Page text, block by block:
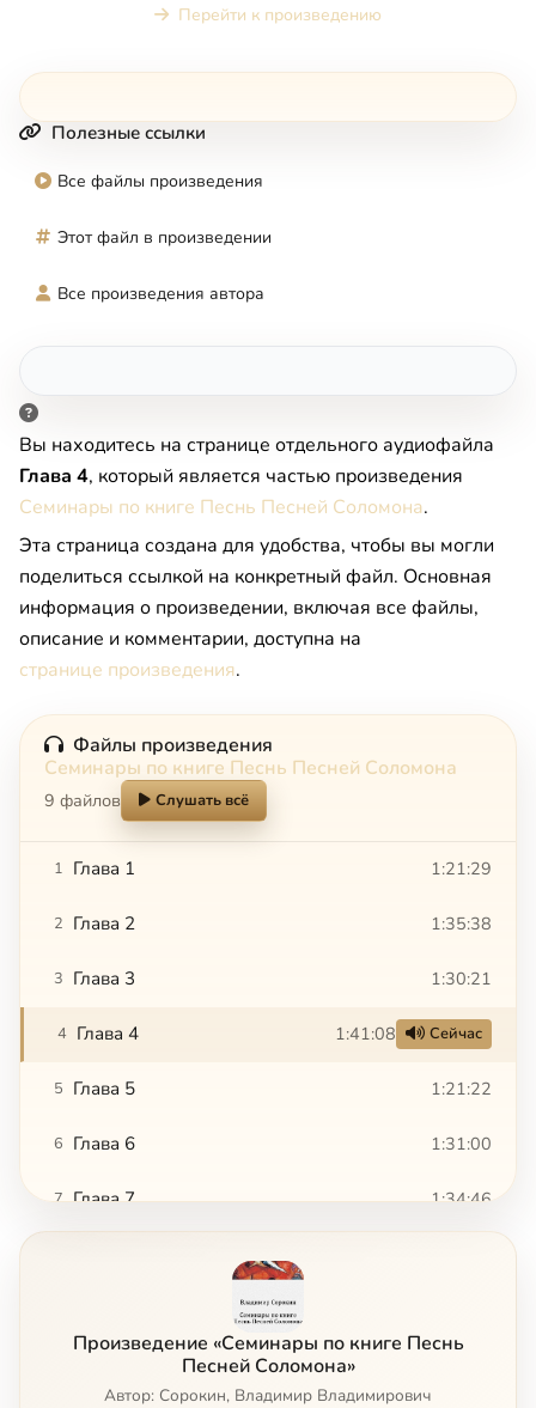
Перейти к произведению
Полезные ссылки
Все файлы произведения
Этот файл в произведении
Все произведения автора
Вы находитесь на странице отдельного аудиофайла
Глава 4, который является частью произведения
Семинары по книге Песнь Песней Соломона.
Эта страница создана для удобства, чтобы вы могли
поделиться ссылкой на конкретный файл. Основная
информация о произведении, включая все файлы,
описание и комментарии, доступна на
странице произведения.
Файлы произведения
Семинары по книге Песнь Песней Соломона
9 файлов Слушать всё
1 Глава 1 1:21:29
2 Глава 2 1:35:38
3 Глава 3 1:30:21
4 Глава 4 1:41:08 Сейчас
5 Глава 5 1:21:22
6 Глава 6 1:31:00
7 Глава 7 1:34:46
Произведение «Семинары по книге Песнь
Песней Соломона»
Автор: Сорокин, Владимир Владимирович